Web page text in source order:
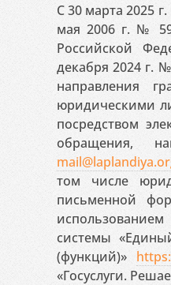
С 30 марта 2025
мая 2006 г. №
Российской
декабря 2024 г.
направления
юридическими
посредством
обращения,
том числе
письменной
системы
(функций)»
«Госуслуги.